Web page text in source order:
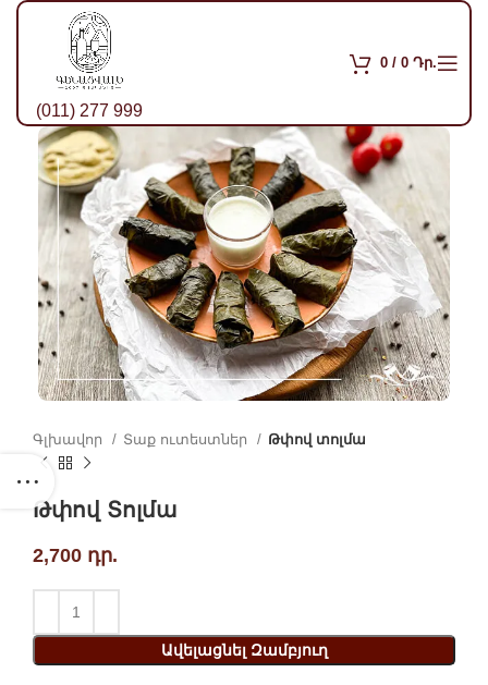
(011) 277 999
0 / 0 Դր.
Գլխավոր Տաք ուտեստներ Թփով տոլմա
Թփով Տոլմա
2,700 դր.
Ավելացնել Զամբյուղ